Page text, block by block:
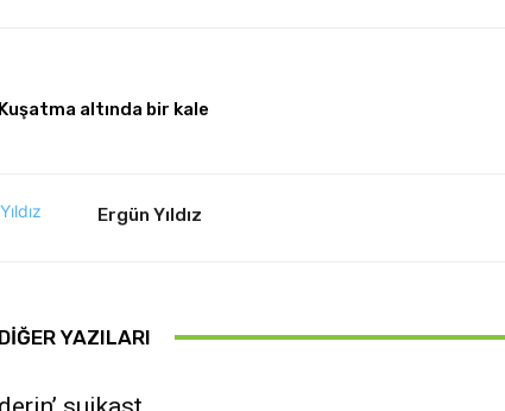
altında bir kale
Ergün Yıldız
YAZILARI